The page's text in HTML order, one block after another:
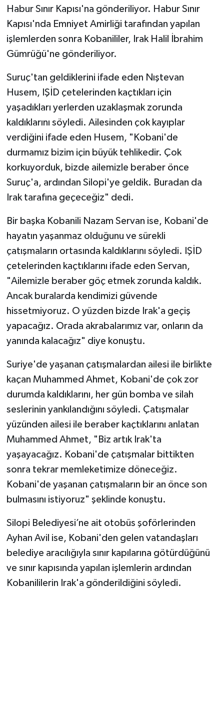
Habur Sınır Kapısı'na gönderiliyor. Habur Sınır
Kapısı'nda Emniyet Amirliği tarafından yapılan
işlemlerden sonra Kobanililer, Irak Halil İbrahim
Gümrüğü'ne gönderiliyor.
Suruç'tan geldiklerini ifade eden Nıştevan
Husem, IŞİD çetelerinden kaçtıkları için
yaşadıkları yerlerden uzaklaşmak zorunda
kaldıklarını söyledi. Ailesinden çok kayıplar
verdiğini ifade eden Husem, "Kobani'de
durmamız bizim için büyük tehlikedir. Çok
korkuyorduk, bizde ailemizle beraber önce
Suruç'a, ardından Silopi'ye geldik. Buradan da
Irak tarafına geçeceğiz" dedi.
Bir başka Kobanili Nazam Servan ise, Kobani'de
hayatın yaşanmaz olduğunu ve sürekli
çatışmaların ortasında kaldıklarını söyledi. IŞİD
çetelerinden kaçtıklarını ifade eden Servan,
"Ailemizle beraber göç etmek zorunda kaldık.
Ancak buralarda kendimizi güvende
hissetmiyoruz. O yüzden bizde Irak'a geçiş
yapacağız. Orada akrabalarımız var, onların da
yanında kalacağız" diye konuştu.
Suriye'de yaşanan çatışmalardan ailesi ile birlikte
kaçan Muhammed Ahmet, Kobani'de çok zor
durumda kaldıklarını, her gün bomba ve silah
seslerinin yankılandığını söyledi. Çatışmalar
yüzünden ailesi ile beraber kaçtıklarını anlatan
Muhammed Ahmet, "Biz artık Irak'ta
yaşayacağız. Kobani'de çatışmalar bittikten
sonra tekrar memleketimize döneceğiz.
Kobani'de yaşanan çatışmaların bir an önce son
bulmasını istiyoruz" şeklinde konuştu.
Silopi Belediyesi’ne ait otobüs şoförlerinden
Ayhan Avil ise, Kobani'den gelen vatandaşları
belediye aracılığıyla sınır kapılarına götürdüğünü
ve sınır kapısında yapılan işlemlerin ardından
Kobanililerin Irak'a gönderildiğini söyledi.